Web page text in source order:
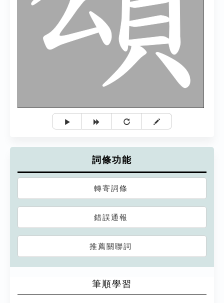
詞條功能
轉寄詞條
錯誤通報
推薦關聯詞
筆順學習